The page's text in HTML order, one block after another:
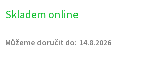
Skladem online
Můžeme doručit do: 14.8.2026